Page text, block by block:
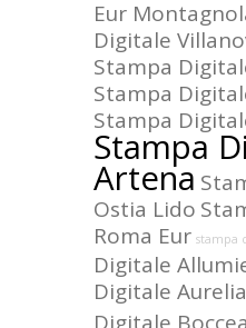
Eur
Digitale
Stampa
Stampa
Stampa
Stampa
Artena
Ostia Lido
Roma Eur stampa
Digitale
Digitale Aurelia